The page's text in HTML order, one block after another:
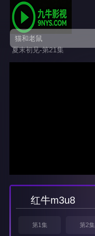
夏末初见-第21集
红牛m3u8
第1集 第2集